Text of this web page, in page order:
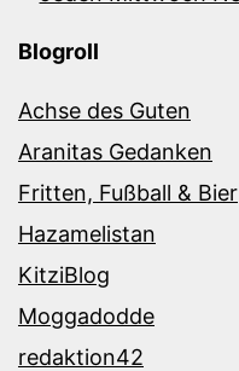
Blogroll
Achse des Guten
Aranitas Gedanken
Fritten, Fußball & Bier
Hazamelistan
KitziBlog
Moggadodde
redaktion42